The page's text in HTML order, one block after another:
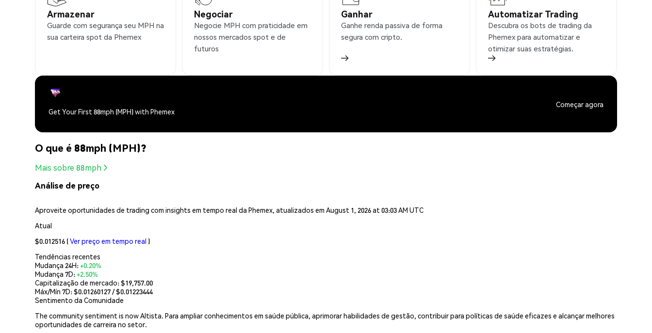
Armazenar
Guarde com segurança seu MPH na
sua carteira spot da Phemex
Negociar
Negocie MPH com praticidade em
nossos mercados spot e de
futuros
Ganhar
Ganhe renda passiva de forma
segura com cripto.
Automatizar Trading
Descubra os bots de trading da
Phemex para automatizar e
otimizar suas estratégias.
Get Your First 88mph (MPH) with Phemex
Começar agora
O que é 88mph (MPH)?
Mais sobre 88mph
Análise de preço
Aproveite oportunidades de trading com insights em tempo real da Phemex, atualizados em August 1, 2026 at 03:03 AM UTC
Atual
$0.012516 (Ver preço em tempo real )
Tendências recentes
Mudança 24H:+0.20%
Mudança 7D:+2.50%
Capitalização de mercado:$19,757.00
Máx/Mín 7D: $0.01260127/ $0.01223444
Sentimento da Comunidade
The community sentiment is now Altista. Para ampliar conhecimentos em saúde pública, aprimorar habilidades de gestão, contribuir para políticas de saúde eficazes e alcançar melhores
oportunidades de carreira no setor.